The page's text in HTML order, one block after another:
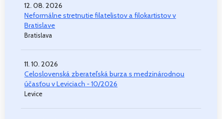
12. 08. 2026
Neformálne stretnutie filatelistov a filokartistov v
Bratislave
Bratislava
11. 10. 2026
Celoslovenská zberateľská burza s medzinárodnou
účasťou v Leviciach - 10/2026
Levice